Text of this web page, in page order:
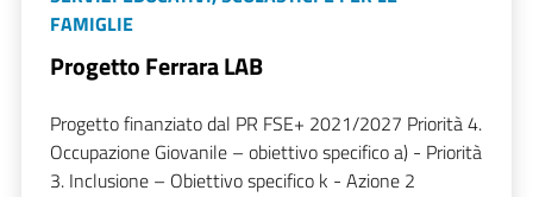
FAMIGLIE
Progetto Ferrara LAB
Progetto finanziato dal PR FSE+ 2021/2027 Priorità 4.
Occupazione Giovanile – obiettivo specifico a) - Priorità
3. Inclusione – Obiettivo specifico k - Azione 2